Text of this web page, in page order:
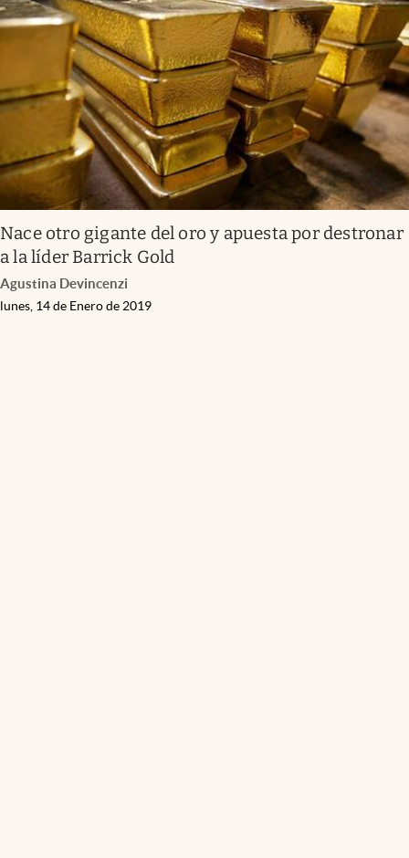
Nace otro gigante del oro y apuesta por destronar
a la líder Barrick Gold
Agustina Devincenzi
lunes, 14 de Enero de 2019